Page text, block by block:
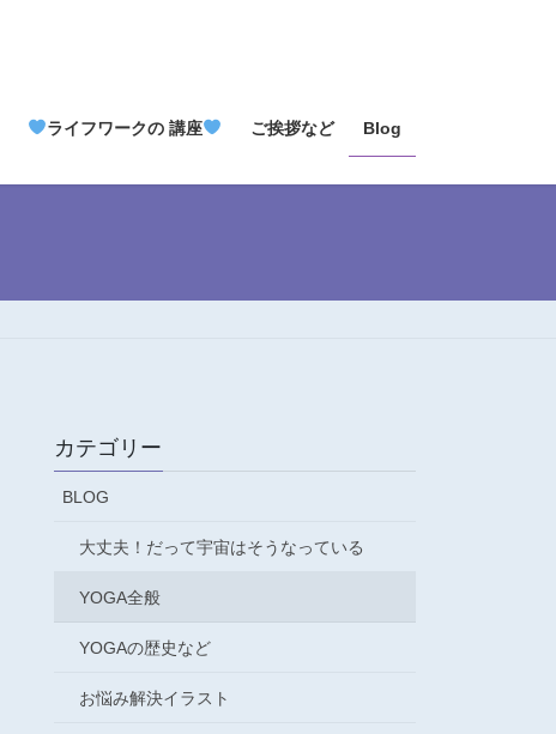
ライフワークの 講座 ご挨拶など Blog
カテゴリー
BLOG
大丈夫！だって宇宙はそうなっている
YOGA全般
YOGAの歴史など
お悩み解決イラスト